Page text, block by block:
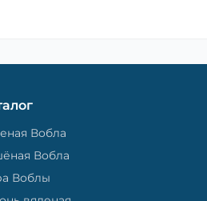
Вобла
Вобла
Воблы